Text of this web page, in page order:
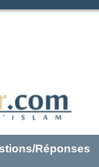
Réponses